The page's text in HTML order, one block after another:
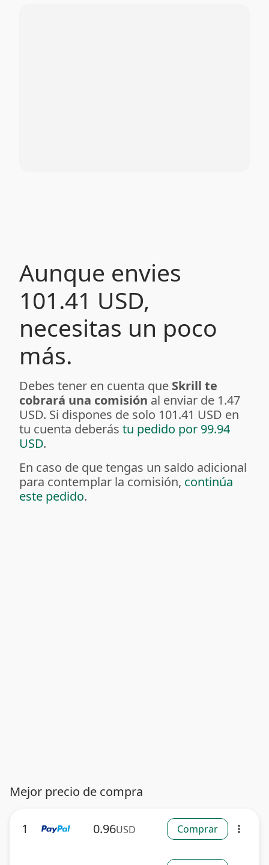
Aunque envies
101.41 USD,
necesitas un poco
más.
Debes tener en cuenta que Skrill te
cobrará una comisión al enviar de 1.47
USD. Si dispones de solo 101.41 USD en
tu cuenta deberás tu pedido por 99.94
USD.
En caso de que tengas un saldo adicional
para contemplar la comisión, continúa
este pedido.
Mejor precio de compra
1 0.96USD Comprar more_vert